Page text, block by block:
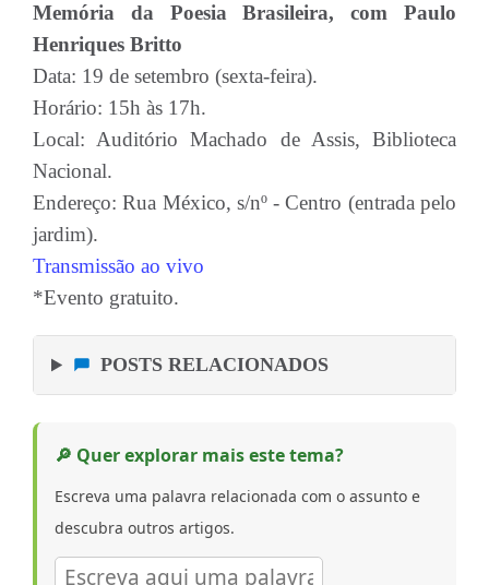
Memória da Poesia Brasileira, com Paulo
Henriques Britto
Data: 19 de setembro (sexta-feira).
Horário: 15h às 17h.
Local: Auditório Machado de Assis, Biblioteca
Nacional.
Endereço: Rua México, s/nº - Centro (entrada pelo
jardim).
Transmissão ao vivo
*Evento gratuito.
POSTS RELACIONADOS
🔎 Quer explorar mais este tema?
Escreva uma palavra relacionada com o assunto e
descubra outros artigos.